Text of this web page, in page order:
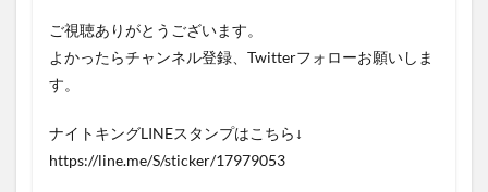
ご視聴ありがとうございます。
よかったらチャンネル登録、Twitterフォローお願いしま
す。
ナイトキングLINEスタンプはこちら↓
https://line.me/S/sticker/17979053